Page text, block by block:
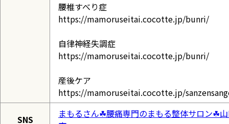
腰椎すべり症
https://mamoruseitai.cocotte.jp/bunri/
自律神経失調症
https://mamoruseitai.cocotte.jp/bunri/
産後ケア
https://mamoruseitai.cocotte.jp/
SNS
まもるさん☘︎腰痛専門のまもる整体サロン☘︎